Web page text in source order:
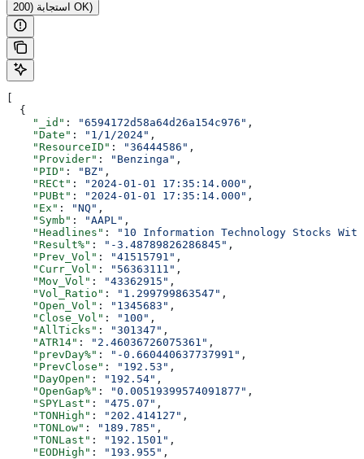
استجابة (200 OK)
  {
    "_id"
: "6594172d58a64d26a154c976" ,
    "Date"
: "1/1/2024" ,
    "ResourceID"
: "36444586" ,
    "Provider"
: "Benzinga" ,
    "PID"
: "BZ" ,
    "RECt"
: "2024-01-01 17:35:14.000" ,
    "PUBt"
: "2024-01-01 17:35:14.000" ,
    "Ex"
: "NQ" ,
    "Symb"
: "AAPL" ,
    "Headlines"
:
"10 Information Technology Stocks
    "Result%"
: "-3.48789826286845" ,
    "Prev_Vol"
: "41515791" ,
    "Curr_Vol"
: "56363111" ,
    "Mov_Vol"
: "43362915" ,
    "Vol_Ratio"
: "1.299799863547" ,
    "Open_Vol"
: "1345683" ,
    "Close_Vol"
: "100" ,
    "AllTicks"
: "301347" ,
    "ATR14"
: "2.46036726075361" ,
    "prevDay%"
: "-0.660440637737991" ,
    "PrevClose"
: "192.53" ,
    "DayOpen"
: "192.54" ,
    "OpenGap%"
: "0.00519399574091877" ,
    "SPYLast"
: "475.07" ,
    "TONHigh"
: "202.414127" ,
    "TONLow"
: "189.785" ,
    "TONLast"
: "192.1501" ,
    "EODHigh"
: "193.955" ,